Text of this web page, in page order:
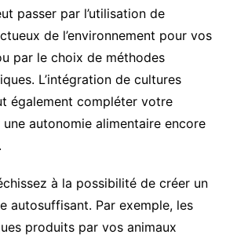
passer par l’utilisation de
de l’environnement pour vos
par le choix de méthodes
L’intégration de cultures
également compléter votre
autonomie alimentaire encore
à la possibilité de créer un
autosuffisant. Par exemple, les
produits par vos animaux